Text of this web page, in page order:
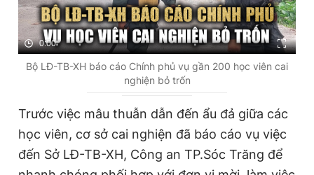
0:00
Bộ LĐ-TB-XH báo cáo Chính phủ vụ gần 200 học viên cai
nghiện bỏ trốn
Trước việc mâu thuẫn dẫn đến ẩu đả giữa các
học viên, cơ sở cai nghiện đã báo cáo vụ việc
đến Sở LĐ-TB-XH, Công an TP.Sóc Trăng để